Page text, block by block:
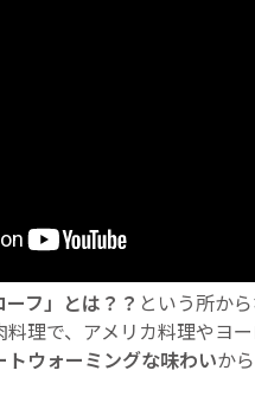
ーフ」とは？？ という所か
理で、アメリカ料理やヨ
トウォーミングな味わいか